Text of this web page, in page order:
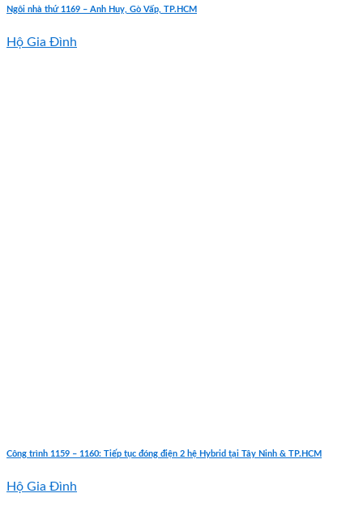
Ngôi nhà thứ 1169 – Anh Huy, Gò Vấp, TP.HCM
Hộ Gia Đình
Công trình 1159 – 1160: Tiếp tục đóng điện 2 hệ Hybrid tại Tây Ninh & TP.HCM
Hộ Gia Đình